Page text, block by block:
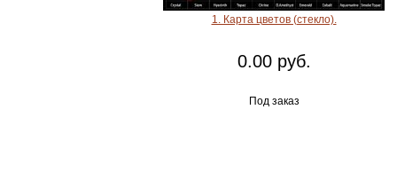
1. Карта цветов (стекло).
0.00 руб.
Под заказ